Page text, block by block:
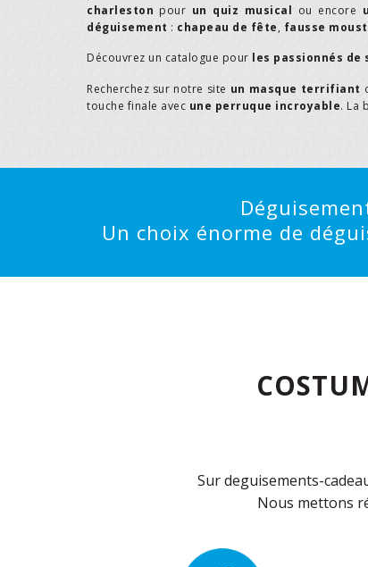
charleston pour un quiz musical ou encore
déguisement : chapeau de fête, fausse
Découvrez un catalogue pour les passionnés de
Recherchez sur notre site un masque terrifiant
touche finale avec une perruque incroyable. La
Un choix énorme de
Sur deguisements-
Nous mettons